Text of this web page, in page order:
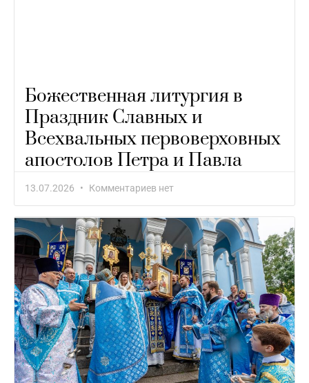
Божественная литургия в
Праздник Славных и
Всехвальных первоверховных
апостолов Петра и Павла
13.07.2026 Комментариев нет